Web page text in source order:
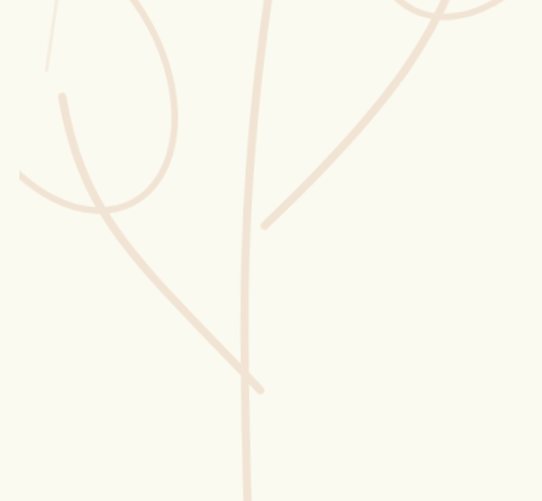
Wusstest du?
Sammlungen
Selber machen